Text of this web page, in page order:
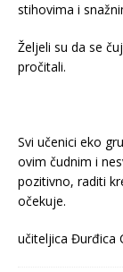
stihovima i
Željeli su da se
pročitali.
Svi učenici eko
ovim čudnim i
pozitivno, raditi
očekuje.
učiteljica Đurđica